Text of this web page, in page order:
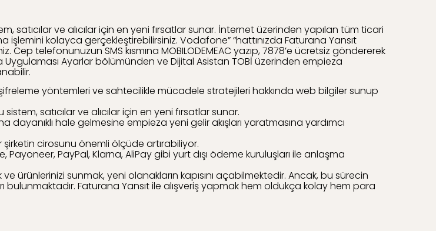
satıcılar ve alıcılar için en yeni fırsatlar sunar. İnternet üzerinden yapılan tüm ticari
kolayca gerçekleştirebilirsiniz. Vodafone” “hattınızda Faturana Yansıt
telefonunuzun SMS kısmına MOBILODEMEAC yazıp, 7878’e ücretsiz göndererek
Uygulaması Ayarlar bölümünden ve Dijital Asistan TOBİ üzerinden empieza
yöntemleri ve sahtecilikle mücadele stratejileri hakkında web bilgiler sunup
satıcılar ve alıcılar için en yeni fırsatlar sunar.
hale gelmesine empieza yeni gelir akışları yaratmasına yardımcı
cirosunu önemli ölçüde artırabiliyor.
PayPal, Klarna, AliPay gibi yurt dışı ödeme kuruluşları ile anlaşma
ürünlerinizi sunmak, yeni olanakların kapısını açabilmektedir. Ancak, bu sürecin
bulunmaktadır. Faturana Yansıt ile alışveriş yapmak hem oldukça kolay hem para